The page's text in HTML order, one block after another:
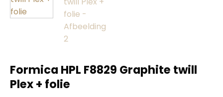
Formica HPL F8829 Graphite twill
Plex + folie